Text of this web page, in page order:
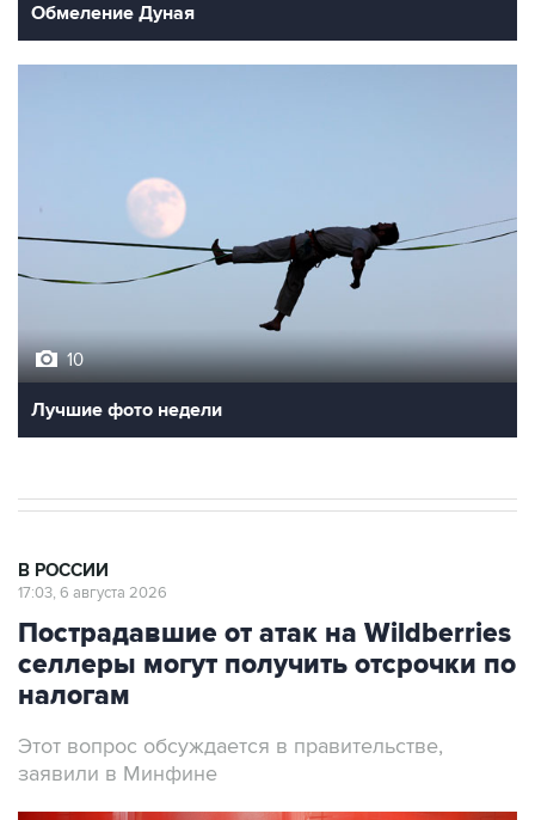
Обмеление Дуная
10
Лучшие фото недели
В РОССИИ
17:03, 6 августа 2026
Пострадавшие от атак на Wildberries
селлеры могут получить отсрочки по
налогам
Этот вопрос обсуждается в правительстве,
заявили в Минфине